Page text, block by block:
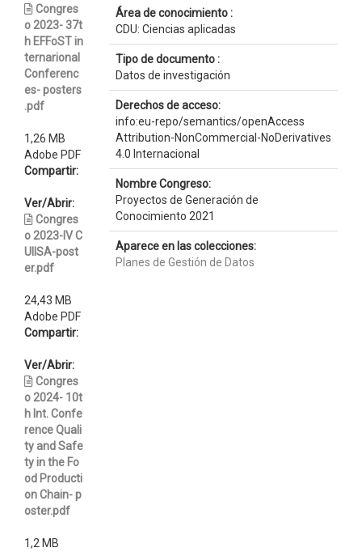
Congres
o 2023- 37t
h EFFoST in
ternarional
Conferenc
es- posters
.pdf
1,26 MB
Adobe PDF
Compartir:
Ver/Abrir:
Congres
o 2023-IV C
UIISA-post
er.pdf
24,43 MB
Adobe PDF
Compartir:
Ver/Abrir:
Congres
o 2024- 10t
h Int. Confe
rence Quali
ty and Safe
ty in the Fo
od Producti
on Chain- p
oster.pdf
1,2 MB
Área de conocimiento :
CDU: Ciencias aplicadas
Tipo de documento :
Datos de investigación
Derechos de acceso:
info:eu-repo/semantics/openAccess
Attribution-NonCommercial-NoDerivatives
4.0 Internacional
Nombre Congreso:
Proyectos de Generación de
Conocimiento 2021
Aparece en las colecciones:
Planes de Gestión de Datos